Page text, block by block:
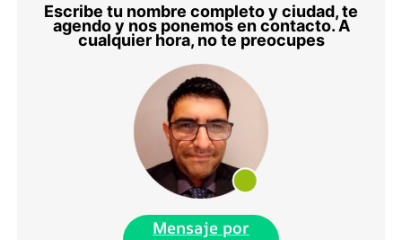
Escribe tu nombre completo y ciudad, te
agendo y nos ponemos en contacto. A
cualquier hora, no te preocupes
Mensaje por